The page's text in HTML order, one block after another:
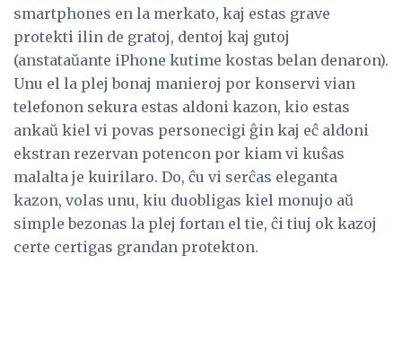
smartphones en la merkato, kaj estas grave
protekti ilin de gratoj, dentoj kaj gutoj
(anstataŭante iPhone kutime kostas belan denaron).
Unu el la plej bonaj manieroj por konservi vian
telefonon sekura estas aldoni kazon, kio estas
ankaŭ kiel vi povas personecigi ĝin kaj eĉ aldoni
ekstran rezervan potencon por kiam vi kuŝas
malalta je kuirilaro. Do, ĉu vi serĉas eleganta
kazon, volas unu, kiu duobligas kiel monujo aŭ
simple bezonas la plej fortan el tie, ĉi tiuj ok kazoj
certe certigas grandan protekton.